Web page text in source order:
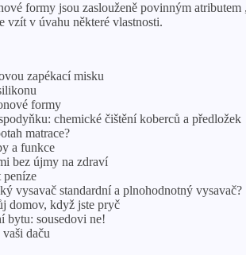
formy jsou zaslouženě povinným
vzít v úvahu některé vlastnosti.
zapékací misku
formy
chemické čištění koberců a předložek
matrace?
a funkce
bez újmy na zdraví
peníze
vysavač standardní a plnohodnotný vysavač?
domov, když jste pryč
bytu: sousedovi ne!
daču